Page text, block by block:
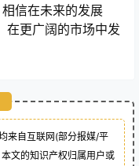
信在未来的发展
在更广阔的市场中发
来自互联网(部分报媒/平
文的知识产权归属用户或